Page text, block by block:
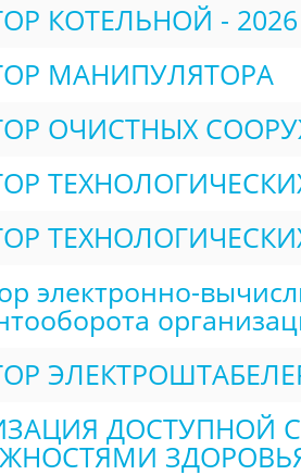
КОТЕЛЬНОЙ - 2026
МАНИПУЛЯТОРА
ОЧИСТНЫХ
электронно-
ДОСТУПНОЙ